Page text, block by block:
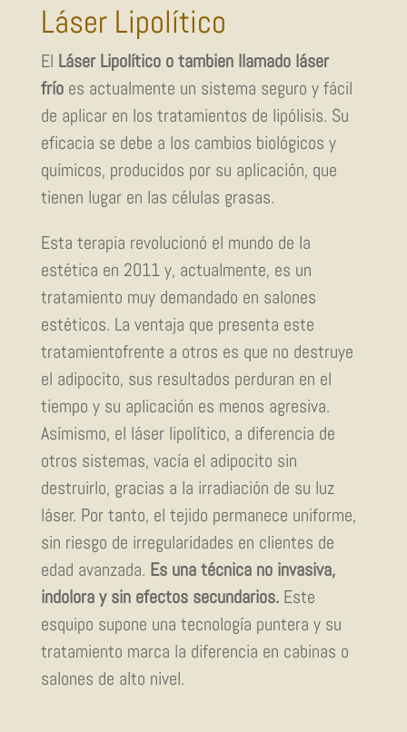
Láser Lipolítico
El Láser Lipolítico o tambien llamado láser
fríoes actualmente un sistema seguro y fácil
de aplicar en los tratamientos de lipólisis. Su
eficacia se debe a los cambios biológicos y
químicos, producidos por su aplicación, que
tienen lugar en las células grasas.
Esta terapia revolucionó el mundo de la
estética en 2011 y, actualmente, es un
tratamiento muy demandado en salones
estéticos. La ventaja que presenta este
tratamientofrente a otros es que no destruye
el adipocito, sus resultados perduran en el
tiempo y su aplicación es menos agresiva.
Asímismo, el láser lipolítico, a diferencia de
otros sistemas, vacía el adipocito sin
destruirlo, gracias a la irradiación de su luz
láser. Por tanto, el tejido permanece uniforme,
sin riesgo de irregularidades en clientes de
edad avanzada. Es una técnica no invasiva,
indolora y sin efectos secundarios.Este
esquipo supone una tecnología puntera y su
tratamiento marca la diferencia en cabinas o
salones de alto nivel.